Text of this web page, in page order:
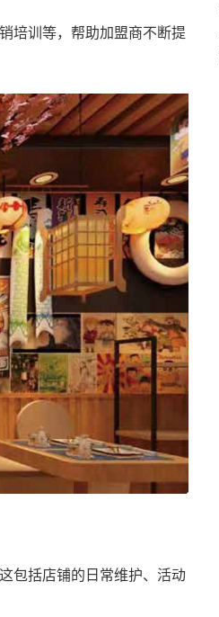
培训等，帮助加盟商不断提
包括店铺的日常维护、活动